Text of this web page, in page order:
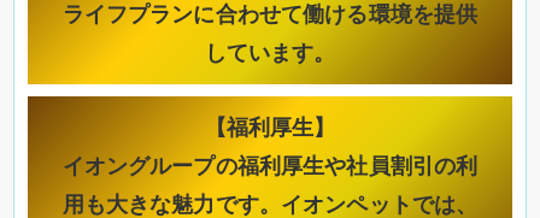
ライフプランに合わせて働ける環境を提供
しています。
【福利厚生】
イオングループの福利厚生や社員割引の利
用も大きな魅力です。イオンペットでは、